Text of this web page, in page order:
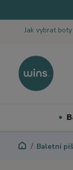
Jak vybrat boty
Baletní